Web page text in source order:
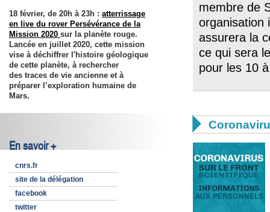
18 février, de 20h à 23h : atterrissage
en live du rover Persévérance de la
Mission 2020 sur la planète rouge.
Lancée en juillet 2020, cette mission
vise à déchiffrer l'histoire géologique
de cette planète, à rechercher
des traces de vie ancienne et à
préparer l’exploration humaine de
Mars.
En savoir +
cnrs.fr
site de la délégation
facebook
twitter
membre de
organisation
assurera la
ce qui sera
pour les 10
